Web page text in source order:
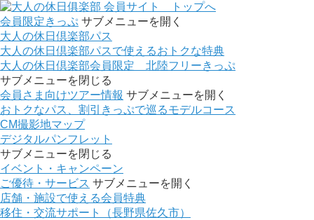
会員サイト トップへ
会員限定きっぷ サブメニューを開く
大人の休日倶楽部パス
大人の休日倶楽部パスで使えるおトクな特典
大人の休日倶楽部会員限定 北陸フリーきっぷ
サブメニューを閉じる
会員さま向けツアー情報 サブメニューを開く
おトクなパス、割引きっぷで巡るモデルコース
CM撮影地マップ
デジタルパンフレット
サブメニューを閉じる
イベント・キャンペーン
ご優待・サービス サブメニューを開く
店舗・施設で使える会員特典
移住・交流サポート（長野県佐久市）